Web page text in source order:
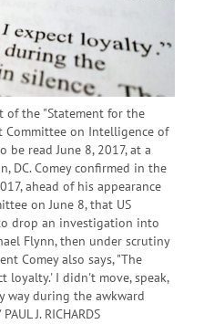
of the "Statement for the
Committee on Intelligence of
be read June 8, 2017, at a
DC. Comey confirmed in the
ahead of his appearance
on June 8, that US
drop an investigation into
Flynn, then under scrutiny
Comey also says, "The
loyalty.' I didn't move, speak,
way during the awkward
J. RICHARDS